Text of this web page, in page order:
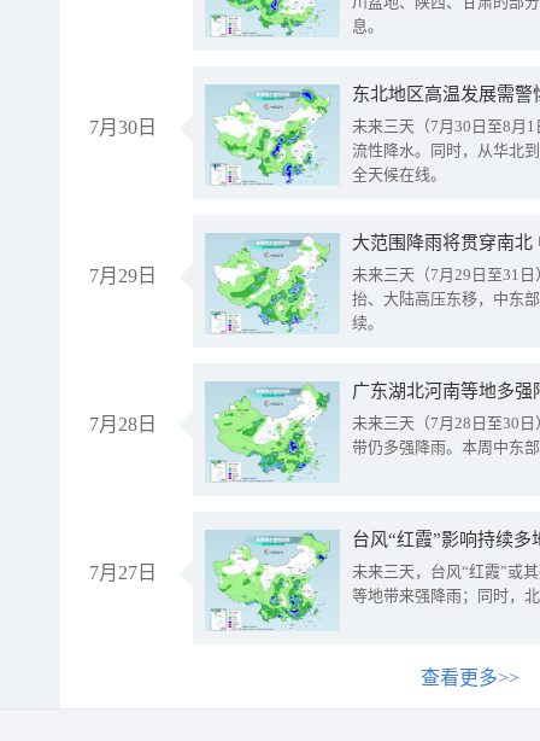
息。
7月30日
东北地区高温发展需
未来三天（7月30日至8月
流性降水。同时，从华北
全天候在线。
7月29日
大范围降雨将贯穿南
未来三天（7月29日至31
抬、大陆高压东移，中东
续。
7月28日
广东湖北河南等地多
未来三天（7月28日至30
带仍多强降雨。本周中东
7月27日
台风“红霞”影响持续
未来三天，台风“红霞”或
等地带来强降雨；同时，
查看更多>>